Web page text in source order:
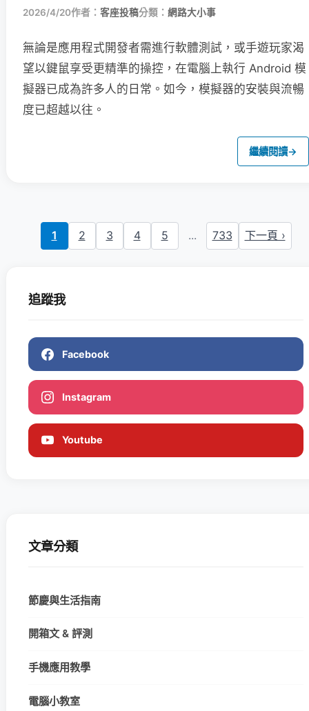
2026/4/20作者： 客座投稿分類： 網路大小事
無論是應用程式開發者需進行軟體測試，或手遊玩家渴
望以鍵鼠享受更精準的操控，在電腦上執行 Android 模
擬器已成為許多人的日常。如今，模擬器的安裝與流暢
度已超越以往。
繼續閱讀→
1 2 3 4 5 ... 733 下一頁 ›
追蹤我
Facebook
Instagram
Youtube
文章分類
節慶與生活指南
開箱文 & 評測
手機應用教學
電腦小教室